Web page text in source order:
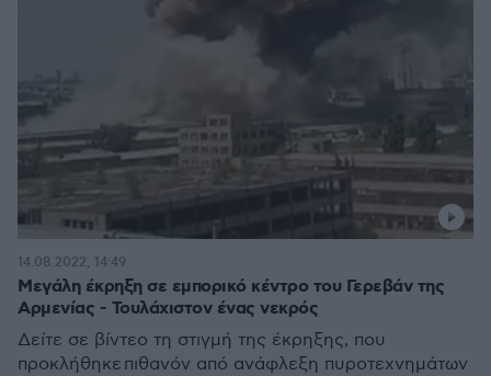
Μεγάλη έκρηξη σε εμπορικό κέντρο του Γερεβάν της
Αρμενίας - Τουλάχιστον ένας νεκρός
Δείτε σε βίντεο τη στιγμή της έκρηξης, που
προκλήθηκε πιθανόν από ανάφλεξη πυροτεχνημάτων
14.08.2022, 14:49